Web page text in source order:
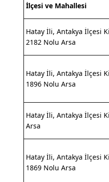
İlçesi ve Mahallesi
Hatay İli, Antakya İlçesi
2182 Nolu Arsa
Hatay İli, Antakya İlçesi
1896 Nolu Arsa
Hatay İli, Antakya İlçesi
Arsa
Hatay İli, Antakya İlçesi
1869 Nolu Arsa